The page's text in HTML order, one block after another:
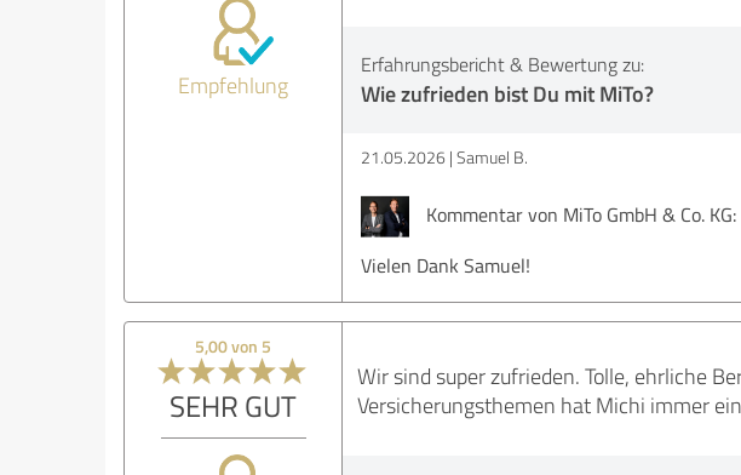
Empfehlung
Erfahrungsbericht & Bewertung zu:
Wie zufrieden bist Du mit MiTo?
21.05.2026 Samuel B.
Kommentar von MiTo GmbH & Co. KG:
Vielen Dank Samuel!
5,00 von 5
SEHR GUT
Wir sind super zufrieden. Tolle, ehrliche
Versicherungsthemen hat Michi immer